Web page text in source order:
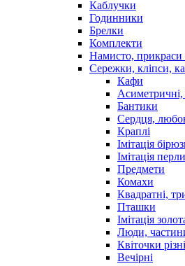
Каблучки
Годинники
Брелки
Комплекти
Намисто,
Сережки, кліпси,
Кафи
Асиметричні,
Бантики
Сердця,
Краплі
Імітація
Імітація
Предмети
Комахи
Квадратні,
Пташки
Імітація
Люди,
Квіточки різні
Вечірні